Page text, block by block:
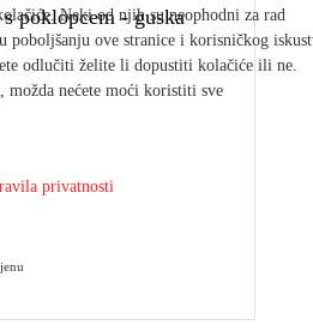
poklopcem - guska
Neki od njih su neophodni za rad
poboljšanju ove stranice i korisničkog
odlučiti želite li dopustiti kolačiće ili ne.
možda nećete moći koristiti sve
privatnosti